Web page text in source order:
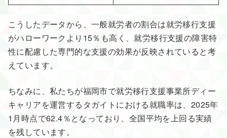
こうしたデータから、一般就労者の割合は就労移行支援
がハローワークより15％も高く、就労移行支援の障害特
性に配慮した専門的な支援の効果が反映されていると考
えています。
ちなみに、私たちが福岡市で就労移行支援事業所ディー
キャリアを運営するタガイトにおける就職率は、2025年
1月時点で62.4％となっており、全国平均を上回る実績
を残しています。